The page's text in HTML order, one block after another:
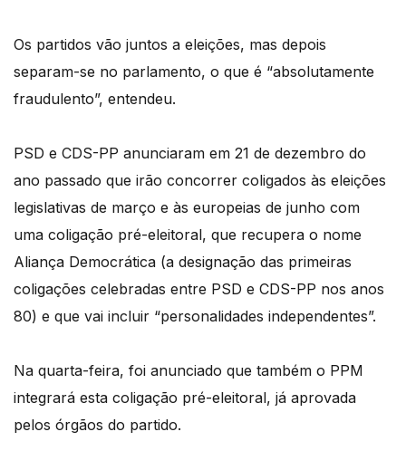
Os partidos vão juntos a eleições, mas depois
separam-se no parlamento, o que é “absolutamente
fraudulento”, entendeu.
PSD e CDS-PP anunciaram em 21 de dezembro do
ano passado que irão concorrer coligados às eleições
legislativas de março e às europeias de junho com
uma coligação pré-eleitoral, que recupera o nome
Aliança Democrática (a designação das primeiras
coligações celebradas entre PSD e CDS-PP nos anos
80) e que vai incluir “personalidades independentes”.
Na quarta-feira, foi anunciado que também o PPM
integrará esta coligação pré-eleitoral, já aprovada
pelos órgãos do partido.